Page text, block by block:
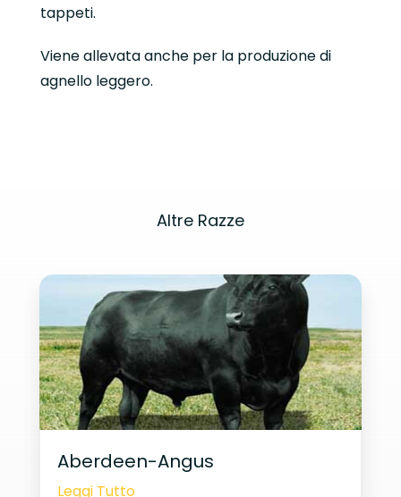
tappeti.
Viene allevata anche per la produzione di
agnello leggero.
Altre Razze
Aberdeen-Angus
Leggi Tutto